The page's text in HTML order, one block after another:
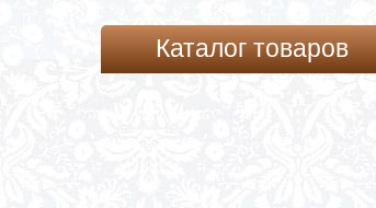
Каталог товаров